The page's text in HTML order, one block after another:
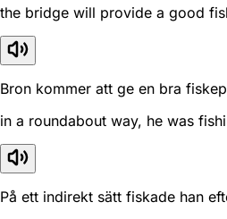
the bridge will provide a good
Bron kommer att ge en bra
in a roundabout way, he was
På ett indirekt sätt fiskade han